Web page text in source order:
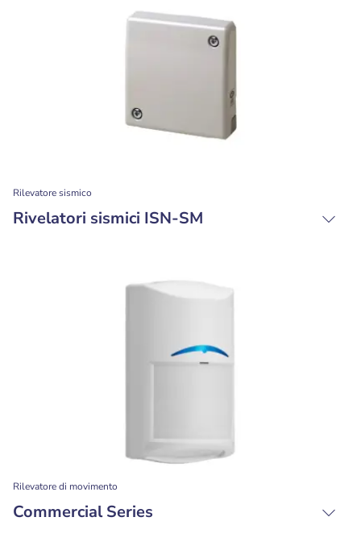
Rilevatore sismico
Rivelatori sismici ISN-SM
Rilevatore di movimento
Commercial Series